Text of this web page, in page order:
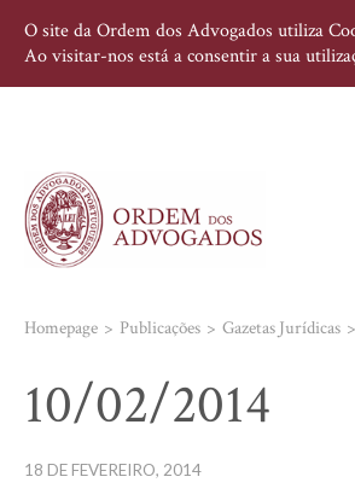
O site da Ordem dos Advogados utiliza
Ao visitar-nos está a consentir a sua
Homepage Publicações Gazetas Jurídicas
10/02/2014
18 DE FEVEREIRO, 2014